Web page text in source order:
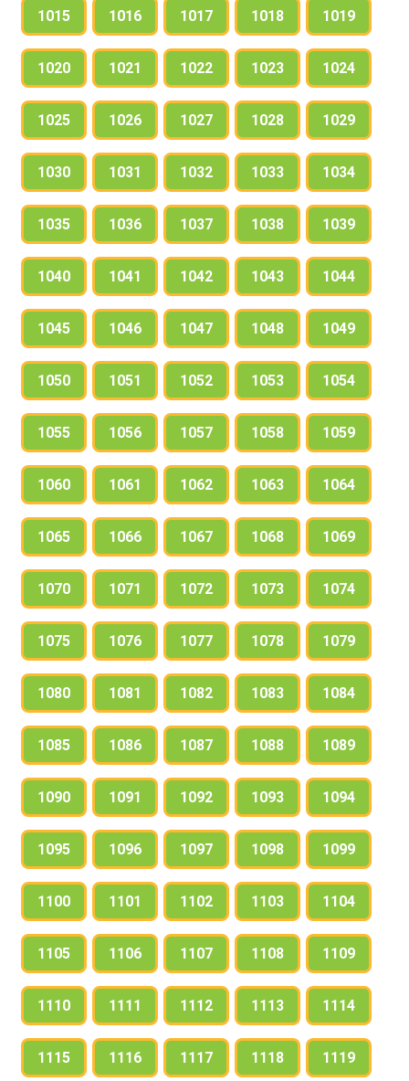
1015 1016 1017 1018 1019
1020 1021 1022 1023 1024
1025 1026 1027 1028 1029
1030 1031 1032 1033 1034
1035 1036 1037 1038 1039
1040 1041 1042 1043 1044
1045 1046 1047 1048 1049
1050 1051 1052 1053 1054
1055 1056 1057 1058 1059
1060 1061 1062 1063 1064
1065 1066 1067 1068 1069
1070 1071 1072 1073 1074
1075 1076 1077 1078 1079
1080 1081 1082 1083 1084
1085 1086 1087 1088 1089
1090 1091 1092 1093 1094
1095 1096 1097 1098 1099
1100 1101 1102 1103 1104
1105 1106 1107 1108 1109
1110 1111 1112 1113 1114
1115 1116 1117 1118 1119